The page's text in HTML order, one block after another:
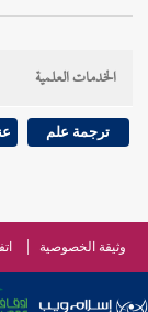
وإن لم يصح
وحده ،
[
على
الثاني :
تصرف في
يلزموا
الخدمات العلمية
ترجمة علم
وثيقة الخصوصية